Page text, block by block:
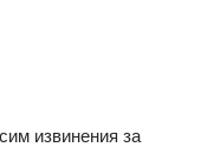
извинения за